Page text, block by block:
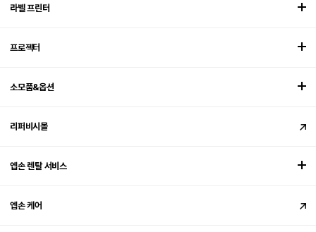
라벨 프린터
프로젝터
소모품&옵션
리퍼비시몰
엡손 렌탈 서비스
엡손 케어